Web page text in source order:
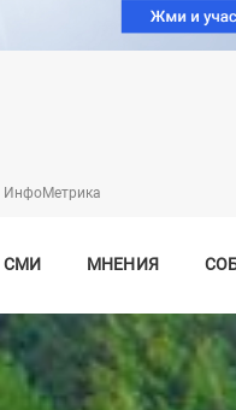
ИнфоМетрика
СМИ МНЕНИЯ